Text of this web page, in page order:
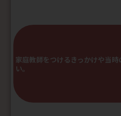
家庭教師をつけるきっかけや当
い。